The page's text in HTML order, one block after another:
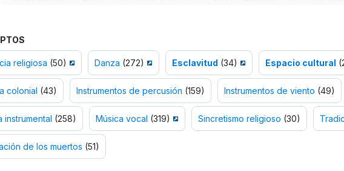
religiosa (50) Danza (272) Esclavitud (34) Espacio cultural
colonial (43) Instrumentos de percusión (159) Instrumentos de viento (49)
instrumental (258) Música vocal (319) Sincretismo religioso (30)
de los muertos (51)